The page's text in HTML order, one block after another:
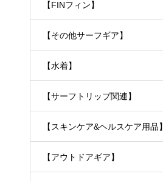
【FINフィン】
【その他サーフギア】
【水着】
【サーフトリップ関連】
【スキンケア&ヘルスケア用品】
【アウトドアギア】